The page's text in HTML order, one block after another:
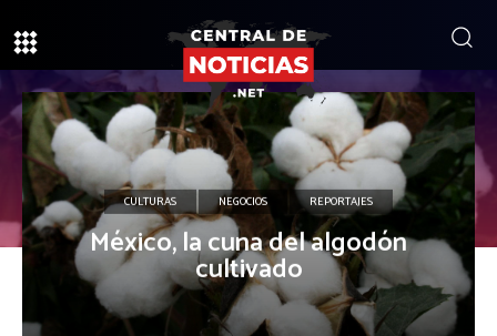
CULTURAS NEGOCIOS REPORTAJES
México, la cuna del algodón
cultivado